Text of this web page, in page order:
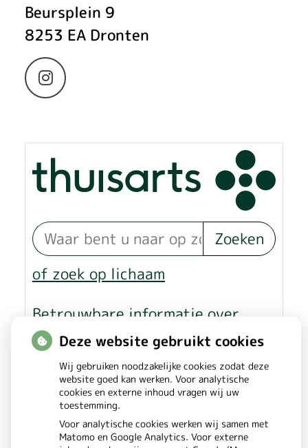
Beursplein 9
8253 EA Dronten
Bezoek
Instagram
pagina
Zoeken
of zoek op lichaam
Betrouwbare informatie over
ziekte en gezondheid
Deze website gebruikt cookies
Wij gebruiken noodzakelijke cookies zodat deze
website goed kan werken. Voor analytische
cookies en externe inhoud vragen wij uw
toestemming.
Voor analytische cookies werken wij samen met
Matomo en Google Analytics. Voor externe